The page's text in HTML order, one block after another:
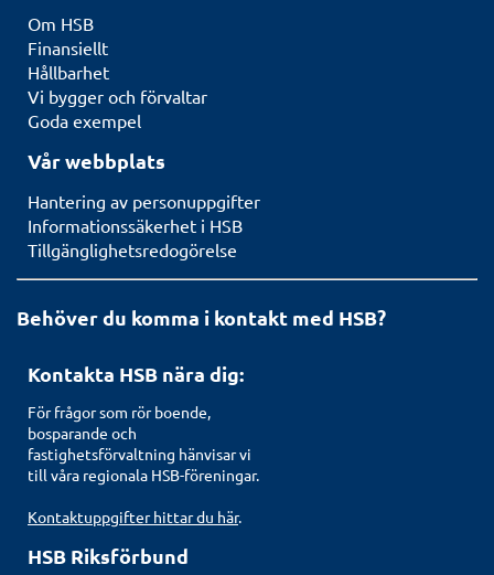
Om HSB
Finansiellt
Hållbarhet
Vi bygger och förvaltar
Goda exempel
Vår webbplats
Hantering av personuppgifter
Informationssäkerhet i HSB
Tillgänglighetsredogörelse
Behöver du komma i kontakt med HSB?
Kontakta HSB nära dig:
För frågor som rör boende,
bosparande och
fastighetsförvaltning hänvisar vi
till våra regionala HSB-föreningar.
Kontaktuppgifter hittar du här.
HSB Riksförbund